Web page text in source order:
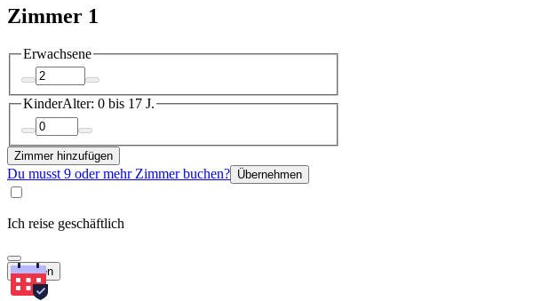
Zimmer 1
Erwachsene
KinderAlter: 0 bis 17 J.
Zimmer hinzufügen
Du musst 9 oder mehr Zimmer buchen? Übernehmen
Ich reise geschäftlich
Suchen